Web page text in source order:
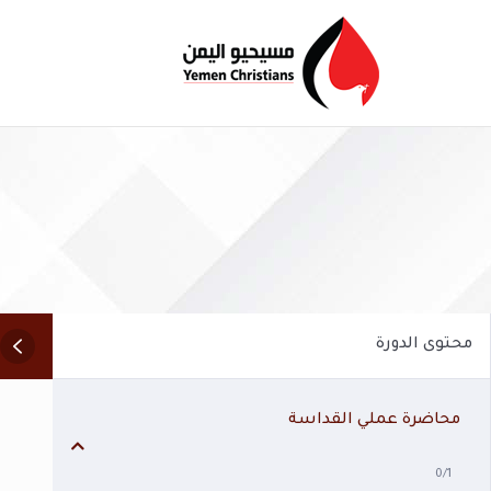
محتوى الدورة
محاضرة عملي القداسة
0/1